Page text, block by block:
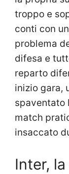
troppo e
conti con
problema
difesa e
reparto
inizio gara,
spaventato
match
insaccato
Inter,